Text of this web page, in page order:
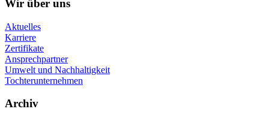
Wir über uns
Aktuelles
Karriere
Zertifikate
Ansprechpartner
Umwelt und Nachhaltigkeit
Tochterunternehmen
Archiv